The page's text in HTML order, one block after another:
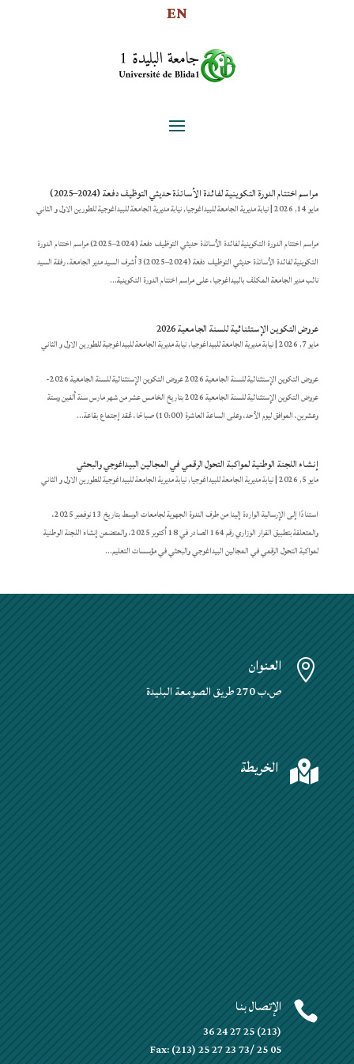
EN
مراسم اختتام الدورة التكوينية لفائدة الأساتذة حديثي التوظيف دفعة (2024–2025)
مايو 14, 2026 |نيابة مديرية الجامعة للبيداغوجيا,نيابة مديرية الجامعة للبيداغوجية للطورين الاول و الثاني
مراسم اختتام الدورة التكوينية لفائدة الأساتذة حديثي التوظيف دفعة (2024–2025) مراسم اختتام الدورة
التكوينية لفائدة الأساتذة حديثي التوظيف دفعة (2024–2025)3 أشرف السيد مدير الجامعة، رفقة السيد
نائب مدير الجامعة المكلف بالبيداغوجيا، على مراسم اختتام الدورة التكوينية...
عروض التكوين الإستثنائية للسنة الجامعية 2026
مايو 7, 2026 |نيابة مديرية الجامعة للبيداغوجيا,نيابة مديرية الجامعة للبيداغوجية للطورين الاول و الثاني
عروض التكوين الإستثنائية للسنة الجامعية 2026 عروض التكوين الإستثنائية للسنة الجامعية 2026-
عروض التكوين الإستثنائية للسنة الجامعية 2026 بتاريخ الخامس عشر من شهر مارس سنة ألفين وستة
وعشرين، الموافق ليوم الأحد، وعلى الساعة العاشرة (10:00) صباحًا، عُقد إجتماع بقاعة...
إنشاء اللجنة الوطنية لمواكبة التحول الرقمي في المجالين البيداغوجي والبحثي
مايو 5, 2026 |نيابة مديرية الجامعة للبيداغوجيا,نيابة مديرية الجامعة للبيداغوجية للطورين الاول و الثاني
استنادًا إلى الإرسالية الواردة إلينا من طرف الندوة الجهوية لجامعات الوسط بتاريخ 13 نوفمبر 2025،
والمتعلقة بتطبيق القرار الوزاري رقم 164 الصادر في 18 أكتوبر 2025، والمتضمن إنشاء اللجنة الوطنية
لمواكبة التحول الرقمي في المجالين البيداغوجي والبحثي في مؤسسات التعليم...
 العنوان
ص.ب 270 طريق الصومعة البليدة
 الخريطة
 الإتصال بنا
(213) 25 27 24 36
Fax: (213) 25 27 23 73/ 25 05